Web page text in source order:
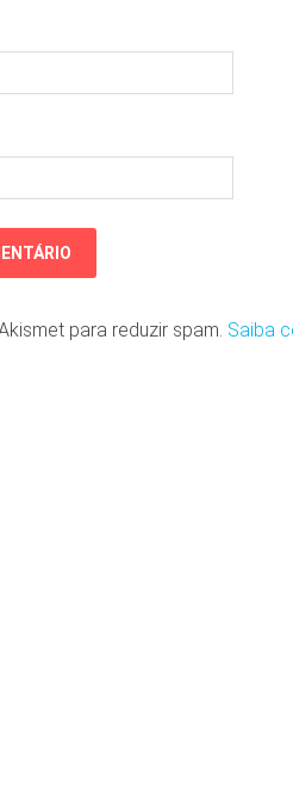
para reduzir spam. Saiba